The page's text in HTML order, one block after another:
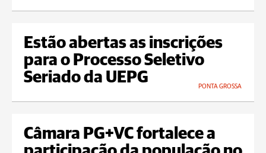
Estão abertas as inscrições
para o Processo Seletivo
Seriado da UEPG
PONTA GROSSA
Câmara PG+VC fortalece a